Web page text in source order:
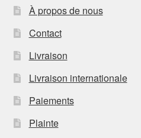
À propos de nous
Contact
Livraison
Livraison internationale
Paiements
Plainte